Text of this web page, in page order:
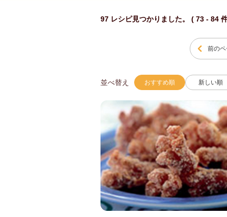
97 レシピ見つかりました。 ( 73 - 84
前のペ
並べ替え おすすめ順 新しい順